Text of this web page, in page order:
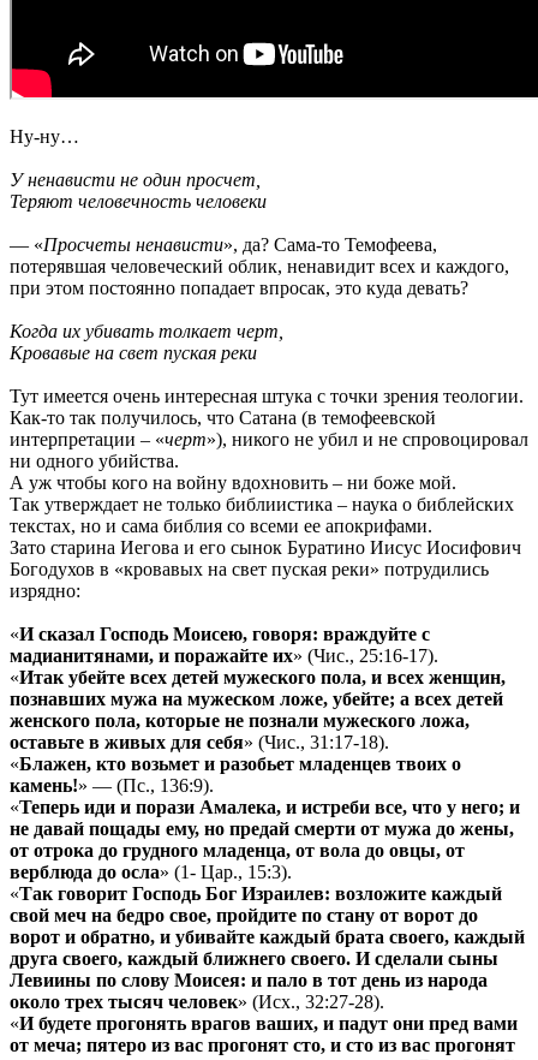
Ну-ну…
У ненависти не один просчет,
Теряют человечность человеки
— «Просчеты ненависти», да? Сама-то Темофеева,
потерявшая человеческий облик, ненавидит всех и каждого,
при этом постоянно попадает впросак, это куда девать?
Когда их убивать толкает черт,
Кровавые на свет пуская реки
Тут имеется очень интересная штука с точки зрения теологии.
Как-то так получилось, что Сатана (в темофеевской
интерпретации – «черт»), никого не убил и не спровоцировал
ни одного убийства.
А уж чтобы кого на войну вдохновить – ни боже мой.
Так утверждает не только библиистика – наука о библейских
текстах, но и сама библия со всеми ее апокрифами.
Зато старина Иегова и его сынок Буратино Иисус Иосифович
Богодухов в «кровавых на свет пуская реки» потрудились
изрядно:
«И сказал Господь Моисею, говоря: враждуйте с
мадианитянами, и поражайте их» (Чис., 25:16-17).
«Итак убейте всех детей мужеского пола, и всех женщин,
познавших мужа на мужеском ложе, убейте; а всех детей
женского пола, которые не познали мужеского ложа,
оставьте в живых для себя» (Чис., 31:17-18).
«Блажен, кто возьмет и разобьет младенцев твоих о
камень!» — (Пс., 136:9).
«Теперь иди и порази Амалека, и истреби все, что у него; и
не давай пощады ему, но предай смерти от мужа до жены,
от отрока до грудного младенца, от вола до овцы, от
верблюда до осла» (1- Цар., 15:3).
«Так говорит Господь Бог Израилев: возложите каждый
свой меч на бедро свое, пройдите по стану от ворот до
ворот и обратно, и убивайте каждый брата своего, каждый
друга своего, каждый ближнего своего. И сделали сыны
Левиины по слову Моисея: и пало в тот день из народа
около трех тысяч человек» (Исх., 32:27-28).
«И будете прогонять врагов ваших, и падут они пред вами
от меча; пятеро из вас прогонят сто, и сто из вас прогонят